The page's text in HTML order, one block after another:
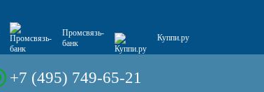
Промсвязь-
банк
Куппи.ру
+7 (495) 749-65-21